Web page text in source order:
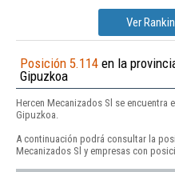
Ver
Posición 5.114 en la
Gipuzkoa
Hercen Mecanizados Sl se encuentra
Gipuzkoa.
A continuación podrá consultar la
Mecanizados Sl y empresas con